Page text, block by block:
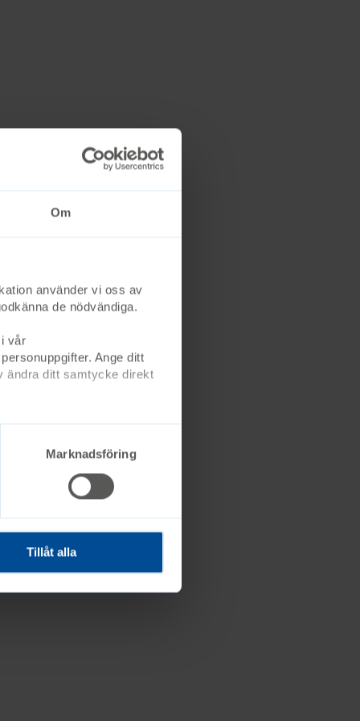
Om
använder vi oss av
de nödvändiga.
vår
Ange ditt
ändra ditt samtycke direkt
Marknadsföring
Tillåt alla